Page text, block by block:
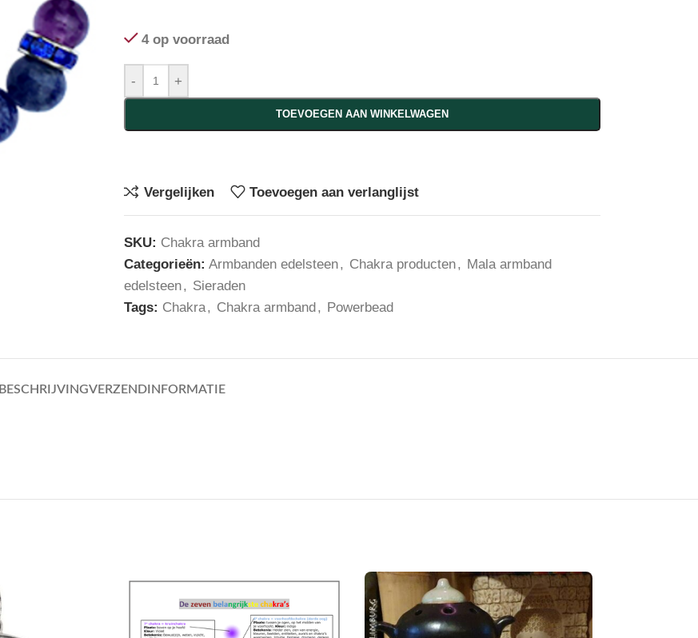
4 op voorraad
- +
TOEVOEGEN AAN WINKELWAGEN
Vergelijken Toevoegen aan verlanglijst
SKU: Chakra armband
Categorieën: Armbanden edelsteen, Chakra producten, Mala armband
edelsteen, Sieraden
Tags: Chakra, Chakra armband, Powerbead
BESCHRIJVINGVERZENDINFORMATIE